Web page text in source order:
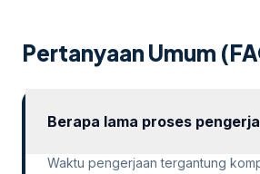
cukup? Atau […]
Pertanyaan Umum
Berapa lama proses
Waktu pengerjaan tergantung